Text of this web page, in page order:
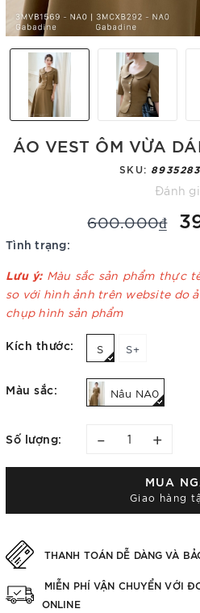
ÁO VEST ÔM VỪA
SKU:
Đánh
600.000₫
Tình trạng:
Lưu ý: Màu sắc sản phẩm thực
so với hình ảnh trên website do
chụp hình sản phẩm
Kích thước: S S+
Màu sắc: Nâu NA0
Số lượng: – +
MUA
Giao hàng
THANH TOÁN DỄ DÀNG VÀ
MIỄN PHÍ VẬN CHUYỂN VỚI
ONLINE